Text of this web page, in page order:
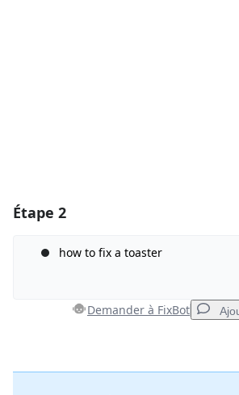
Étape 2
how to fix a toaster
Demander à FixBot